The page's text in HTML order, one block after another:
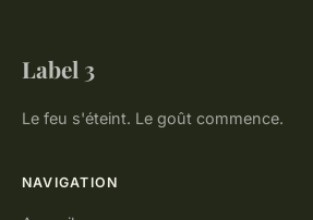
Label 3
Le feu s'éteint. Le goût commence.
NAVIGATION